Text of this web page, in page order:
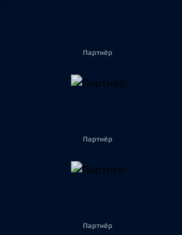
Партнёр
Партнёр
Партнёр